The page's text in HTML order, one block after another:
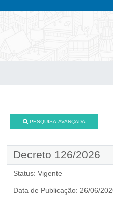
PESQUISA AVANÇADA
Decreto 126/2026
Status: Vigente
Data de Publicação: 26/06/